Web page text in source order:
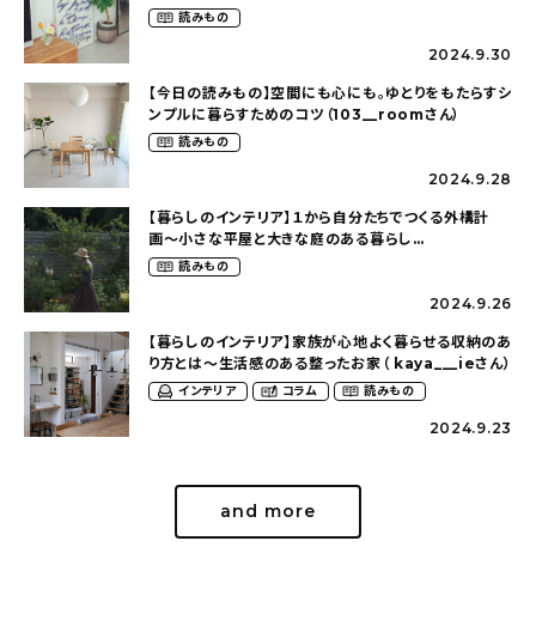
狭くても好きな暮らしのこと（_____chika708さん）
読みもの
2024.9.30
【今日の読みもの】空間にも心にも。ゆとりをもたらすシ
ンプルに暮らすためのコツ（103__roomさん）
読みもの
2024.9.28
【暮らしのインテリア】１から自分たちでつくる外構計
画〜小さな平屋と大きな庭のある暮らし
（tsumikiniwaさん）
読みもの
2024.9.26
【暮らしのインテリア】家族が心地よく暮らせる収納のあ
り方とは〜生活感のある整ったお家（ kaya___ieさん）
インテリア コラム 読みもの
2024.9.23
and more